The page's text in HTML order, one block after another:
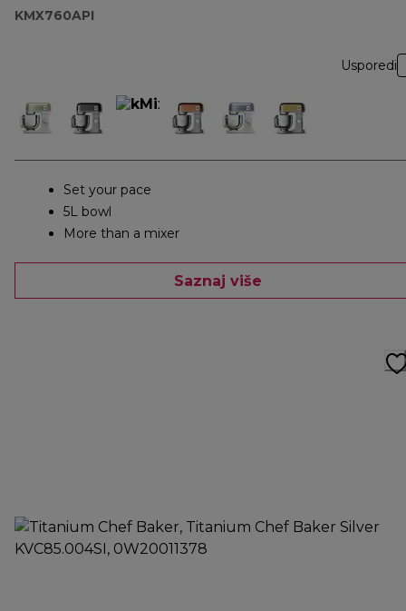
KMX760API
Usporedi
Set your pace
5L bowl
More than a mixer
Saznaj više